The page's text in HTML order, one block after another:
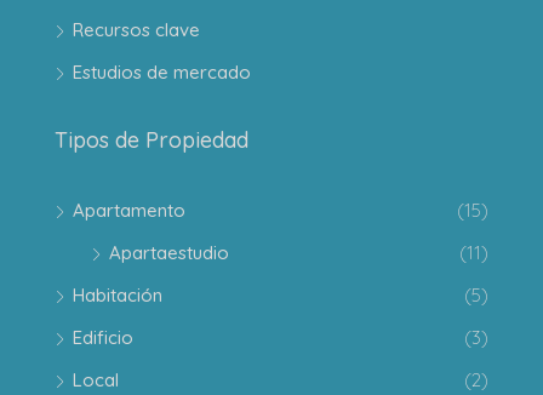
Recursos clave
Estudios de mercado
Tipos de Propiedad
Apartamento
(15)
Apartaestudio
(11)
Habitación
(5)
Edificio
(3)
Local
(2)